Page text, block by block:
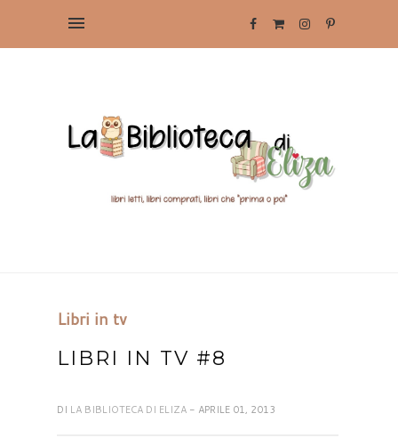
Libri in tv
LIBRI IN TV #8
DI LA BIBLIOTECA DI ELIZA - APRILE 01, 2013